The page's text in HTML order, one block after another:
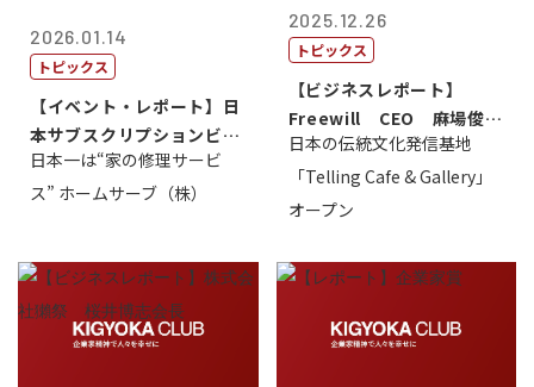
2026.01.14
トピックス
【イベント・レポート】日
本サブスクリプションビジ
ネス大賞20...
日本一は“家の修理サービ
ス” ホームサーブ（株）
2025.12.26
トピックス
【ビジネスレポート】
Freewill CEO 麻場俊行
氏
日本の伝統文化発信基地
「Telling Cafe & Gallery」
オープン